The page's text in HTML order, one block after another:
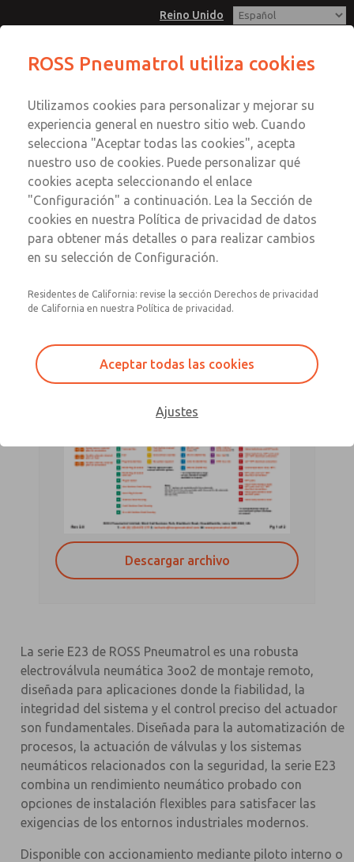
Reino Unido
Cuenta
Registrarse
Inscribirse
Descargar archivo
La serie E23 de ROSS Pneumatrol es una robusta
electroválvula neumática 3oo2 de montaje remoto,
diseñada para aplicaciones donde la fiabilidad, la
integridad del sistema y el control preciso del actuador
son fundamentales. Diseñada para la automatización de
procesos, la actuación de válvulas y los sistemas
neumáticos relacionados con la seguridad, la serie E23
combina un rendimiento neumático probado con
opciones de instalación flexibles para satisfacer las
exigencias de los entornos industriales modernos.
Disponible con accionamiento mediante piloto interno o
ROSS Pneumatrol utiliza cookies
Utilizamos cookies para personalizar y mejorar su
experiencia general en nuestro sitio web. Cuando
selecciona "Aceptar todas las cookies", acepta
nuestro uso de cookies. Puede personalizar qué
cookies acepta seleccionando el enlace
"Configuración" a continuación. Lea la Sección de
cookies en nuestra Política de privacidad de datos
para obtener más detalles o para realizar cambios
en su selección de Configuración.
Residentes de California: revise la sección Derechos de privacidad
de California en nuestra Política de privacidad.
Aceptar todas las cookies
Ajustes